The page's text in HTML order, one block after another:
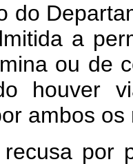
do
a
ou de
houver
ambos os
recusa por